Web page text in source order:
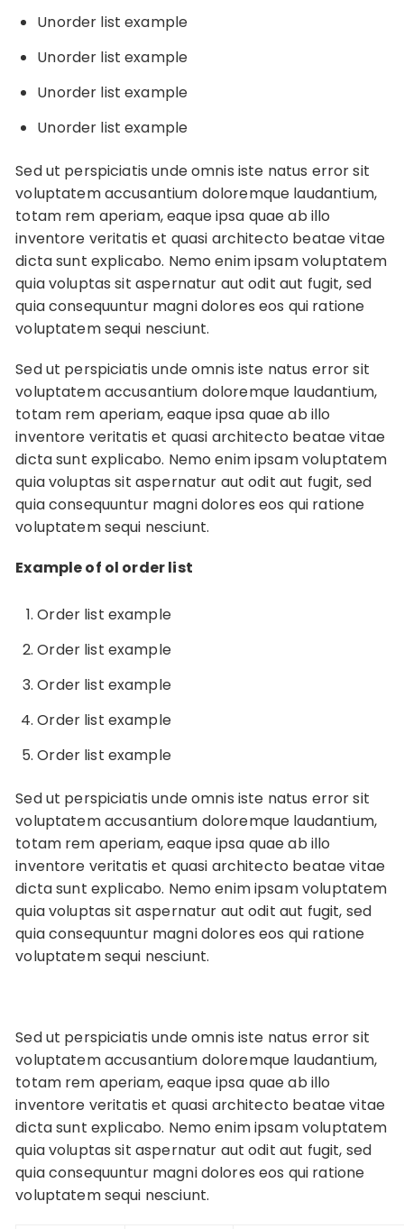
Unorder list example
Unorder list example
Unorder list example
Unorder list example
Sed ut perspiciatis unde omnis iste natus error sit
voluptatem accusantium doloremque laudantium,
totam rem aperiam, eaque ipsa quae ab illo
inventore veritatis et quasi architecto beatae vitae
dicta sunt explicabo. Nemo enim ipsam voluptatem
quia voluptas sit aspernatur aut odit aut fugit, sed
quia consequuntur magni dolores eos qui ratione
voluptatem sequi nesciunt.
Sed ut perspiciatis unde omnis iste natus error sit
voluptatem accusantium doloremque laudantium,
totam rem aperiam, eaque ipsa quae ab illo
inventore veritatis et quasi architecto beatae vitae
dicta sunt explicabo. Nemo enim ipsam voluptatem
quia voluptas sit aspernatur aut odit aut fugit, sed
quia consequuntur magni dolores eos qui ratione
voluptatem sequi nesciunt.
Example of ol order list
Order list example
Order list example
Order list example
Order list example
Order list example
Sed ut perspiciatis unde omnis iste natus error sit
voluptatem accusantium doloremque laudantium,
totam rem aperiam, eaque ipsa quae ab illo
inventore veritatis et quasi architecto beatae vitae
dicta sunt explicabo. Nemo enim ipsam voluptatem
quia voluptas sit aspernatur aut odit aut fugit, sed
quia consequuntur magni dolores eos qui ratione
voluptatem sequi nesciunt.
Sed ut perspiciatis unde omnis iste natus error sit
voluptatem accusantium doloremque laudantium,
totam rem aperiam, eaque ipsa quae ab illo
inventore veritatis et quasi architecto beatae vitae
dicta sunt explicabo. Nemo enim ipsam voluptatem
quia voluptas sit aspernatur aut odit aut fugit, sed
quia consequuntur magni dolores eos qui ratione
voluptatem sequi nesciunt.